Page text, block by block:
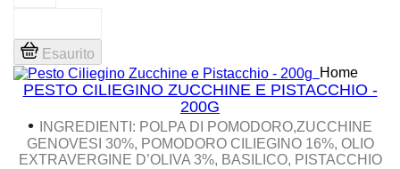
Esaurito
Home
PESTO CILIEGINO ZUCCHINE E PISTACCHIO -
200G
•
INGREDIENTI: POLPA DI POMODORO,ZUCCHINE
GENOVESI 30%, POMODORO CILIEGINO 16%, OLIO
EXTRAVERGINE D’OLIVA 3%, BASILICO, PISTACCHIO